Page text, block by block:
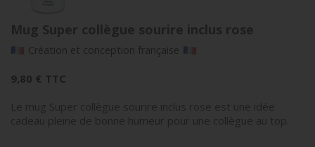
Création et conception française
9,80 € TTC